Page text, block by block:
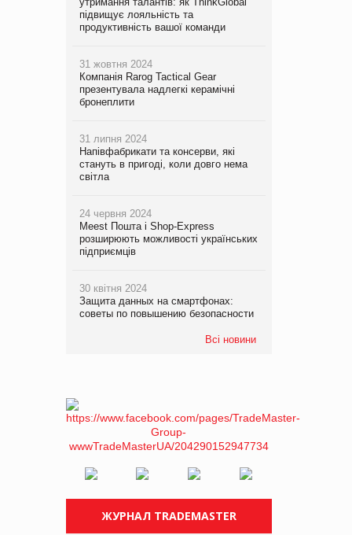
підвищує лояльність та
продуктивність вашої команди
31 жовтня 2024
Компанія Rarog Tactical Gear
презентувала надлегкі керамічні
бронеплити
31 липня 2024
Напівфабрикати та консерви, які
стануть в пригоді, коли довго нема
світла
24 червня 2024
Meest Пошта і Shop-Express
розширюють можливості українських
підприємців
30 квітня 2024
Защита данных на смартфонах:
советы по повышению безопасности
Всі новини
ЖУРНАЛ TRADEMASTER